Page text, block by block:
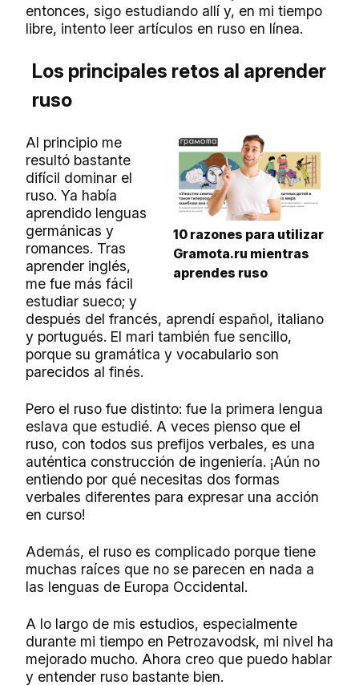
entonces, sigo estudiando allí y, en mi tiempo
libre, intento leer artículos en ruso en línea.
Los principales retos al aprender
ruso
10 razones para utilizar
Gramota.ru mientras
aprendes ruso
Al principio me
resultó bastante
difícil dominar el
ruso. Ya había
aprendido lenguas
germánicas y
romances. Tras
aprender inglés,
me fue más fácil
estudiar sueco; y
después del francés, aprendí español, italiano
y portugués. El mari también fue sencillo,
porque su gramática y vocabulario son
parecidos al finés.
Pero el ruso fue distinto: fue la primera lengua
eslava que estudié. A veces pienso que el
ruso, con todos sus prefijos verbales, es una
auténtica construcción de ingeniería. ¡Aún no
entiendo por qué necesitas dos formas
verbales diferentes para expresar una acción
en curso!
Además, el ruso es complicado porque tiene
muchas raíces que no se parecen en nada a
las lenguas de Europa Occidental.
A lo largo de mis estudios, especialmente
durante mi tiempo en Petrozavodsk, mi nivel ha
mejorado mucho. Ahora creo que puedo hablar
y entender ruso bastante bien.